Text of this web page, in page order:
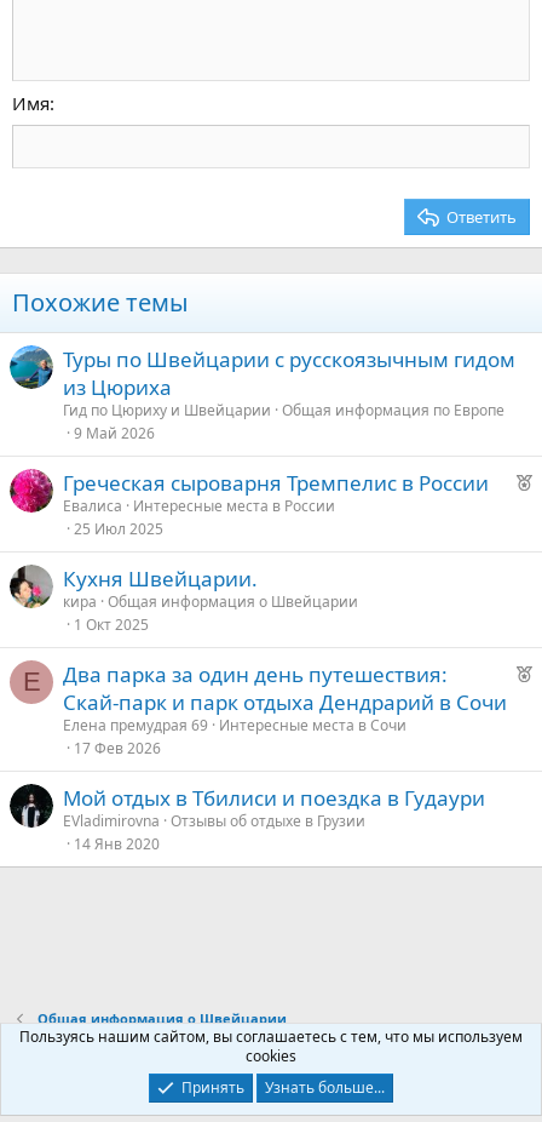
18
22
Tahoma
Times New Roman
Заголовок 2
Заголовок 3
Имя
Ответить
Похожие темы
Туры по Швейцарии с русскоязычным гидом
из Цюриха
Гид по Цюриху и Швейцарии Общая информация по Европе
9 Май 2026
Р
о
Греческая сыроварня Тремпелис в России
Евалиса
Интересные места в России
25 Июл 2025
Кухня Швейцарии.
кира Общая информация о Швейцарии
1 Окт 2025
Е
Р
у
Два парка за один день путешествия:
Скай-парк и парк отдыха Дендрарий в Сочи
Елена премудрая 69
Интересные места в Сочи
17 Фев 2026
Мой отдых в Тбилиси и поездка в Гудаури
EVladimirovna Отзывы об отдыхе в Грузии
14 Янв 2020
Общая информация о Швейцарии
Условия и правила
Политика конфиденциальности
Главная
R
Пользуясь нашим сайтом, вы соглашаетесь с тем, что мы используем
cookies
Принять
Узнать больше...